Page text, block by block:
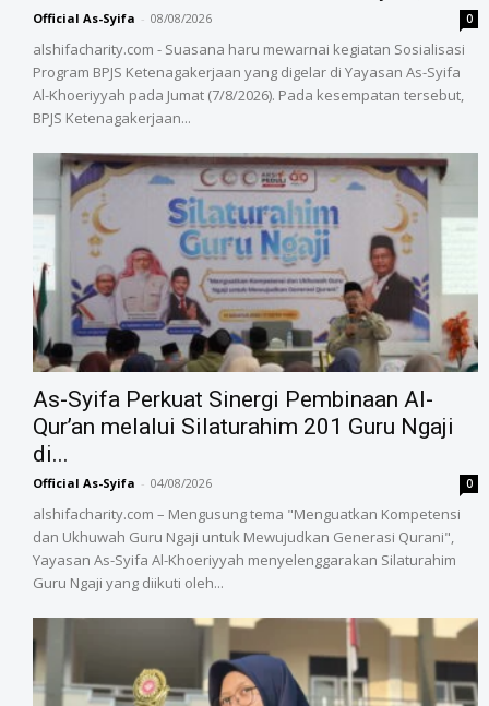
Official As-Syifa - 08/08/2026 0
alshifacharity.com - Suasana haru mewarnai kegiatan Sosialisasi
Program BPJS Ketenagakerjaan yang digelar di Yayasan As-Syifa
Al-Khoeriyyah pada Jumat (7/8/2026). Pada kesempatan tersebut,
BPJS Ketenagakerjaan...
As-Syifa Perkuat Sinergi Pembinaan Al-
Qur’an melalui Silaturahim 201 Guru Ngaji
di...
Official As-Syifa - 04/08/2026 0
alshifacharity.com – Mengusung tema "Menguatkan Kompetensi
dan Ukhuwah Guru Ngaji untuk Mewujudkan Generasi Qurani",
Yayasan As-Syifa Al-Khoeriyyah menyelenggarakan Silaturahim
Guru Ngaji yang diikuti oleh...